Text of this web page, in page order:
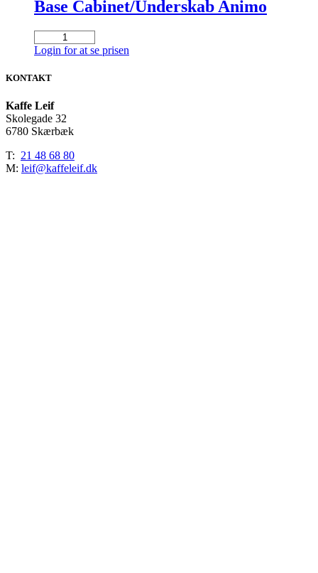
Base Cabinet/Underskab Animo
Cabinet/Underskab
antal
Login for at se prisen
KONTAKT
Kaffe Leif
Skolegade 32
6780 Skærbæk
T: 21 48 68 80
M: leif@kaffeleif.dk